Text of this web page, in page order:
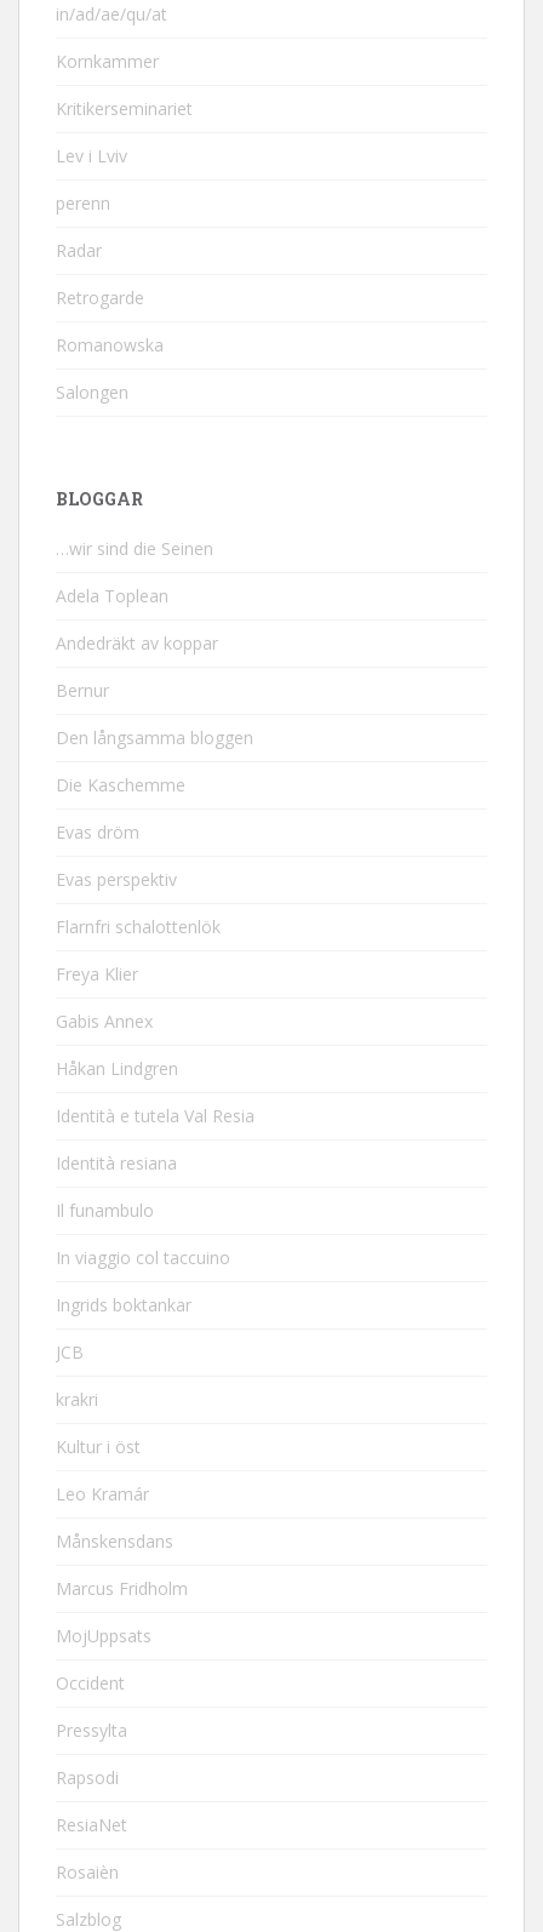
in/ad/ae/qu/at
Kornkammer
Kritikerseminariet
Lev i Lviv
perenn
Radar
Retrogarde
Romanowska
Salongen
BLOGGAR
…wir sind die Seinen
Adela Toplean
Andedräkt av koppar
Bernur
Den långsamma bloggen
Die Kaschemme
Evas dröm
Evas perspektiv
Flarnfri schalottenlök
Freya Klier
Gabis Annex
Håkan Lindgren
Identità e tutela Val Resia
Identità resiana
Il funambulo
In viaggio col taccuino
Ingrids boktankar
JCB
krakri
Kultur i öst
Leo Kramár
Månskensdans
Marcus Fridholm
MojUppsats
Occident
Pressylta
Rapsodi
ResiaNet
Rosaièn
Salzblog